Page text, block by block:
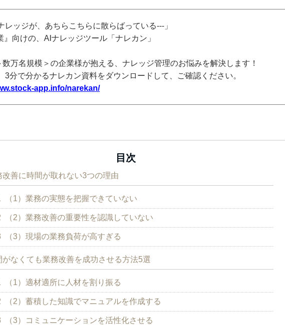
レッジが、あちらこちらに散らばっている---」
』向けの、AIナレッジツール「ナレカン」
数万名規模＞の企業様が抱える、ナレッジ管理のお悩みを解決します！
3分で分かるナレカン資料をダウンロードして、ご確認ください。
app.info/narekan/
目次
改善に時間が取れない3つの理由
（1）業務の実態を把握できていない
（2）業務改善の重要性を認識していない
（3）現場の業務負荷が高すぎる
がなくても業務改善を成功させる方法5選
（1）適材適所に人材を割り振る
（2）蓄積した知識でマニュアルを作成する
（3）コミュニケーションを活性化させる